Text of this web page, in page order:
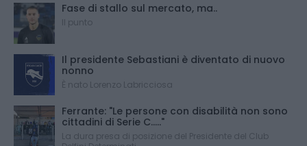
Fase di stallo sul mercato, ma..
Il punto
Il presidente Sebastiani è diventato di nuovo
nonno
È nato Lorenzo Labricciosa
Ferrante: "Le persone con disabilità non sono
cittadini di Serie C....."
La dura presa di posizione del Presidente del Club